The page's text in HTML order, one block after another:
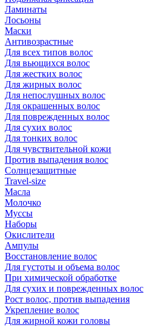
Ламинаты
Лосьоны
Маски
Антивозрастные
Для всех типов волос
Для вьющихся волос
Для жестких волос
Для жирных волос
Для непослушных волос
Для окрашенных волос
Для поврежденных волос
Для сухих волос
Для тонких волос
Для чувствительной кожи
Против выпадения волос
Солнцезащитные
Travel-size
Масла
Молочко
Муссы
Наборы
Окислители
Ампулы
Восстановление волос
Для густоты и объема волос
При химической обработке
Для сухих и поврежденных волос
Рост волос, против выпадения
Укрепление волос
Для жирной кожи головы